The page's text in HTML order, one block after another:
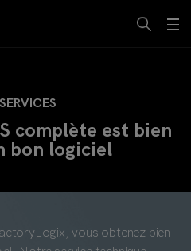
complète est bien
bon logiciel
vous obtenez bien